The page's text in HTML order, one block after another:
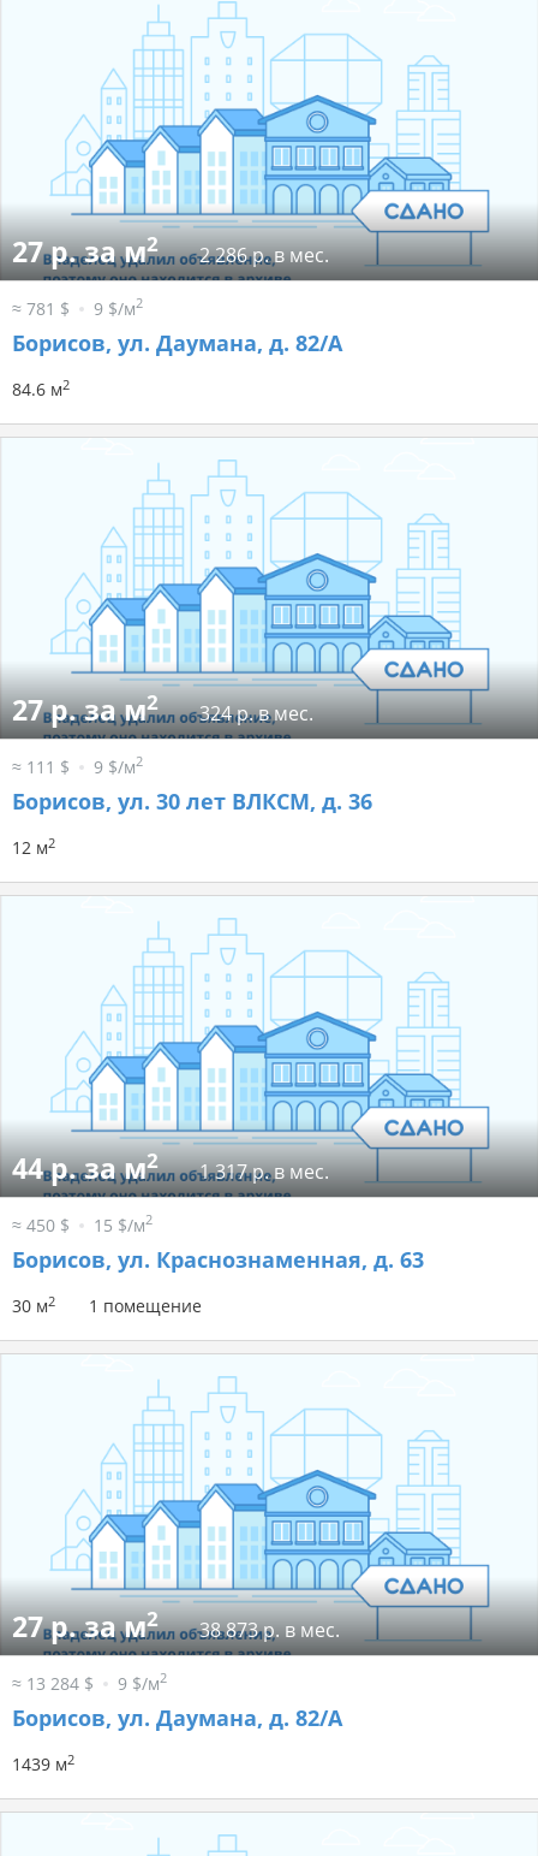
27 р. за м2 2 286 р. в мес.
≈ 781 $ 9 $/м2
Борисов, ул. Даумана, д. 82/А
84.6 м2
27 р. за м2 324 р. в мес.
≈ 111 $ 9 $/м2
Борисов, ул. 30 лет ВЛКСМ, д. 36
12 м2
44 р. за м2 1 317 р. в мес.
≈ 450 $ 15 $/м2
Борисов, ул. Краснознаменная, д. 63
30 м2 1 помещение
27 р. за м2 38 873 р. в мес.
≈ 13 284 $ 9 $/м2
Борисов, ул. Даумана, д. 82/А
1439 м2